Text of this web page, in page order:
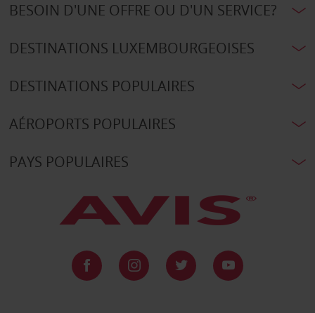
BESOIN D'UNE OFFRE OU D'UN SERVICE?
DESTINATIONS LUXEMBOURGEOISES
DESTINATIONS POPULAIRES
AÉROPORTS POPULAIRES
PAYS POPULAIRES